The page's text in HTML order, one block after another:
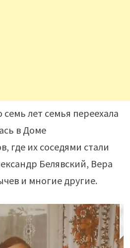
лет семья переехала
в Доме
где их соседями стали
Белявский, Вера
и многие другие.